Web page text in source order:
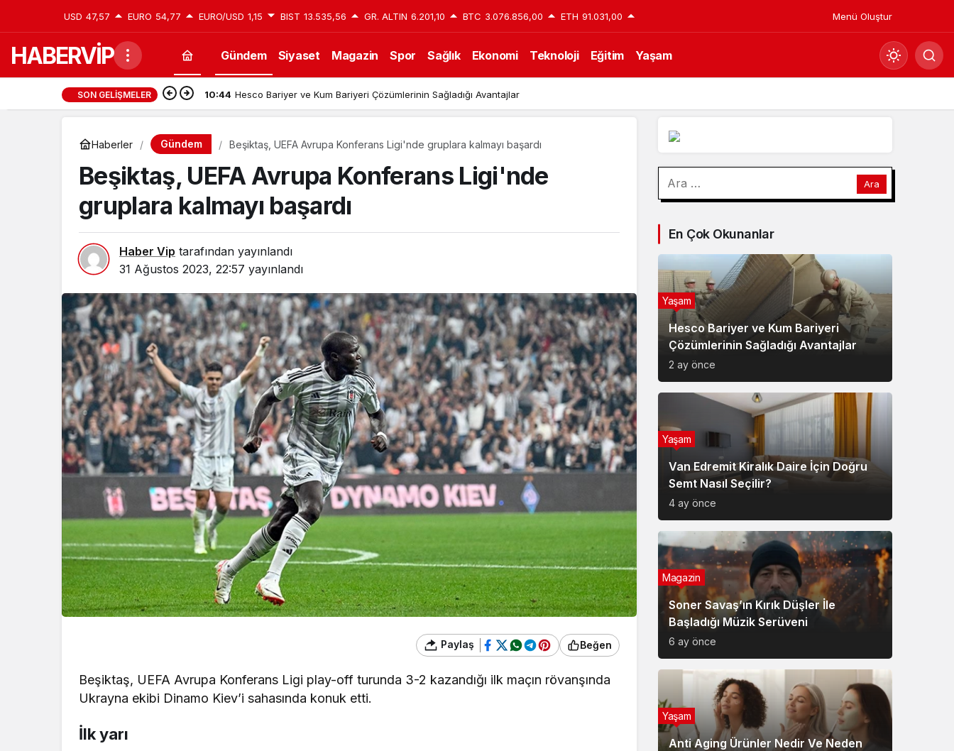
USD 47,57 EURO 54,77 EURO/USD 1,15 BIST 13.535,56 GR. ALTIN 6.201,10 BTC 3.076.856,00 ETH 91.031,00 Menü Oluştur
HABERVİP Gündem Siyaset Magazin Spor Sağlık Ekonomi Teknoloji Eğitim Yaşam
Mod
değiştir
Gece modunu seçin.
Sistem Modu
Sistem modunu seçin.
SON GELIŞMELER 10:44 Hesco Bariyer ve Kum Bariyeri Çözümlerinin Sağladığı Avantajlar
Haberler Gündem Beşiktaş, UEFA Avrupa Konferans Ligi'nde gruplara kalmayı başardı
Beşiktaş, UEFA Avrupa Konferans Ligi'nde
gruplara kalmayı başardı
Haber Vip tarafından yayınlandı
31 Ağustos 2023, 22:57 yayınlandı
Paylaş Beğen
Beşiktaş, UEFA Avrupa Konferans Ligi play-off turunda 3-2 kazandığı ilk maçın rövanşında
Ukrayna ekibi Dinamo Kiev’i sahasında konuk etti.
İlk yarı
En Çok Okunanlar
Hesco Bariyer ve Kum Bariyeri
Çözümlerinin Sağladığı Avantajlar
2 ay önce
Yaşam
Van Edremit Kiralık Daire İçin Doğru
Semt Nasıl Seçilir?
4 ay önce
Yaşam
Soner Savaş’ın Kırık Düşler İle
Başladığı Müzik Serüveni
6 ay önce
Magazin
Anti Aging Ürünler Nedir Ve Neden
Yaşam